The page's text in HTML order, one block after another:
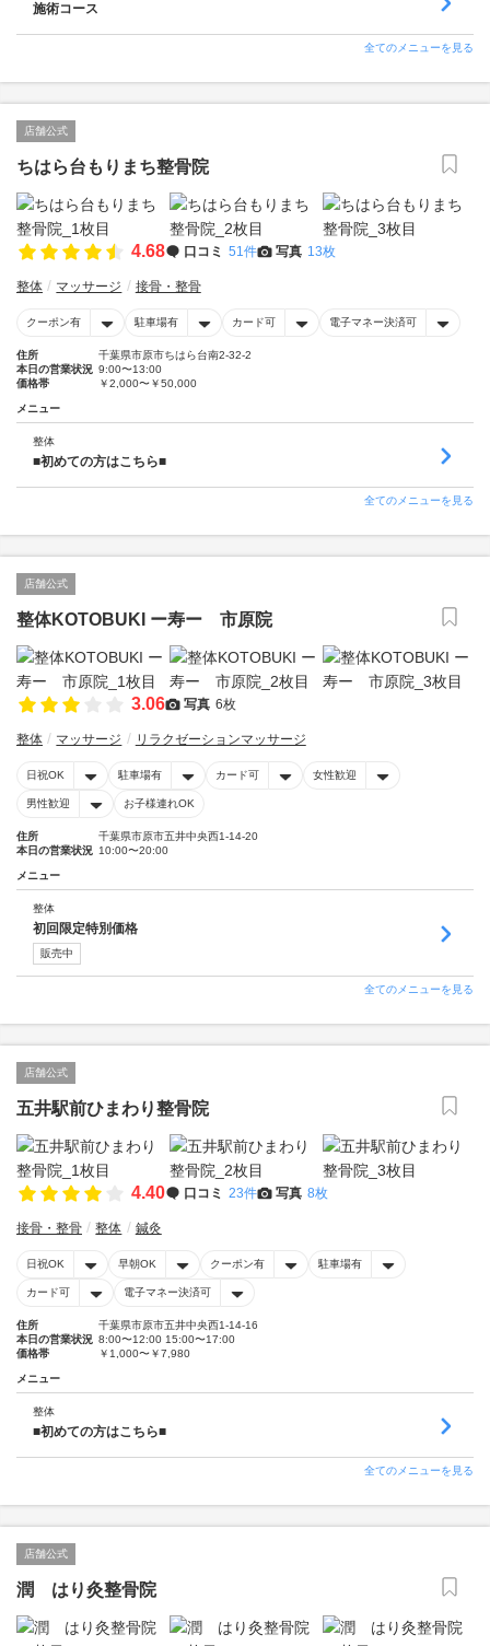
施術コース
全てのメニューを見る
店舗公式
ちはら台もりまち整骨院
4.68 口コミ 51件 写真 13枚
整体 マッサージ 接骨・整骨
クーポン有 駐車場有 カード可 電子マネー決済可
住所
千葉県市原市ちはら台南2-32-2
本日の営業状況 9:00〜13:00
価格帯
￥2,000〜￥50,000
メニュー
整体
■初めての方はこちら■
全てのメニューを見る
店舗公式
整体KOTOBUKI ー寿ー 市原院
3.06 写真 6枚
整体 マッサージ リラクゼーションマッサージ
日祝OK 駐車場有 カード可 女性歓迎
男性歓迎 お子様連れOK
住所
千葉県市原市五井中央西1-14-20
本日の営業状況 10:00〜20:00
メニュー
整体
初回限定特別価格
販売中
全てのメニューを見る
店舗公式
五井駅前ひまわり整骨院
4.40 口コミ 23件 写真 8枚
接骨・整骨 整体 鍼灸
日祝OK 早朝OK クーポン有 駐車場有
カード可 電子マネー決済可
住所
千葉県市原市五井中央西1-14-16
本日の営業状況 8:00〜12:00 15:00〜17:00
価格帯
￥1,000〜￥7,980
メニュー
整体
■初めての方はこちら■
全てのメニューを見る
店舗公式
潤 はり灸整骨院